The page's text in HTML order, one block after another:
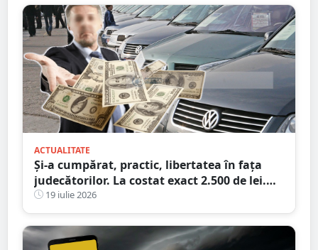
ACTUALITATE
Și-a cumpărat, practic, libertatea în fața
judecătorilor. La costat exact 2.500 de lei.
Victima a plătit cheltuielile de judecată
19 iulie 2026